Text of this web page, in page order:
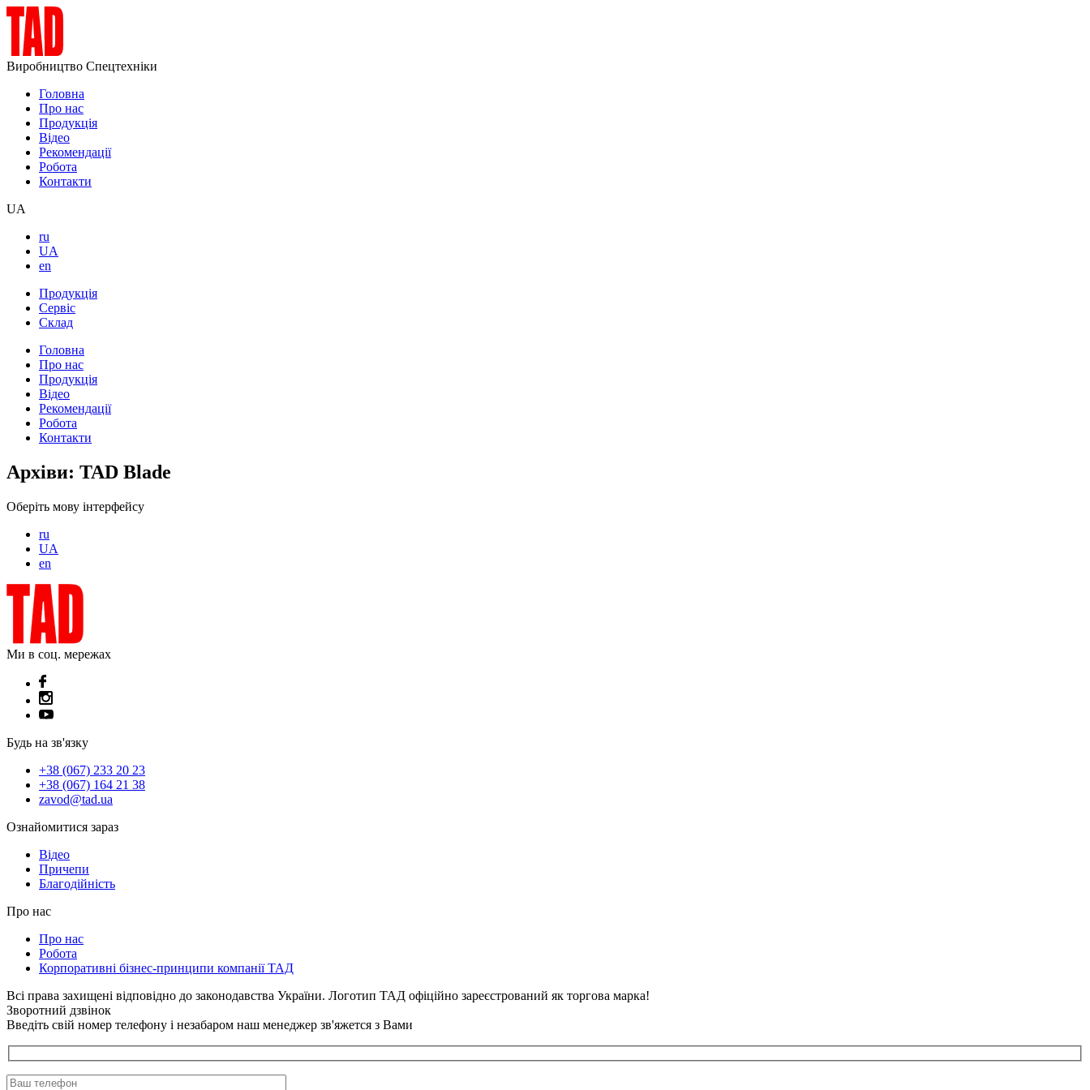
Виробництво Спецтехніки
Головна
Про нас
Продукція
Відео
Рекомендації
Робота
Контакти
UA
ru
UA
en
Продукція
Сервіс
Склад
Головна
Про нас
Продукція
Відео
Рекомендації
Робота
Контакти
Архіви: TAD Blade
Оберіть мову інтерфейсу
ru
UA
en
Ми в соц. мережах
Будь на зв'язку
+38 (067) 233 20 23
+38 (067) 164 21 38
zavod@tad.ua
Ознайомитися зараз
Відео
Причепи
Благодійність
Про нас
Про нас
Робота
Корпоративні бізнес-принципи компанії ТАД
Всі права захищені відповідно до законодавства України. Логотип ТАД офіційно зареєстрований як торгова марка!
Зворотний дзвінок
Введіть свій номер телефону і незабаром наш менеджер зв'яжется з Вами